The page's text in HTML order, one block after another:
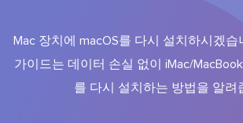
Mac 장치에 macOS를 다시 설치하시겠습
가이드는 데이터 손실 없이 iMac/
를 다시 설치하는 방법을 알려